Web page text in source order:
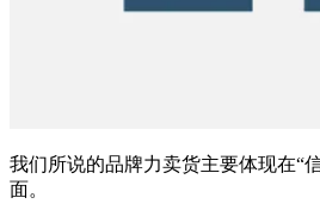
我们所说的品牌力卖货主要体现在“
面。